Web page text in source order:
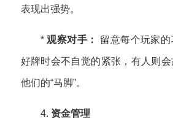
表现出强势。
*观察对手： 留意每个玩家的
好牌时会不自觉的紧张，有人则会
他们的“马脚”。
4. 资金管理